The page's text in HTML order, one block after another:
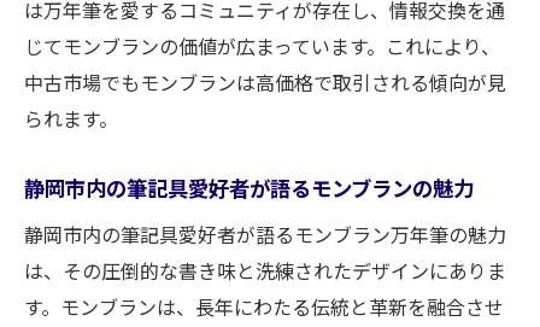
は万年筆を愛するコミュニティが存在し、情報交換を通
じてモンブランの価値が広まっています。これにより、
中古市場でもモンブランは高価格で取引される傾向が見
られます。
静岡市内の筆記具愛好者が語るモンブランの魅力
静岡市内の筆記具愛好者が語るモンブラン万年筆の魅力
は、その圧倒的な書き味と洗練されたデザインにありま
す。モンブランは、長年にわたる伝統と革新を融合させ